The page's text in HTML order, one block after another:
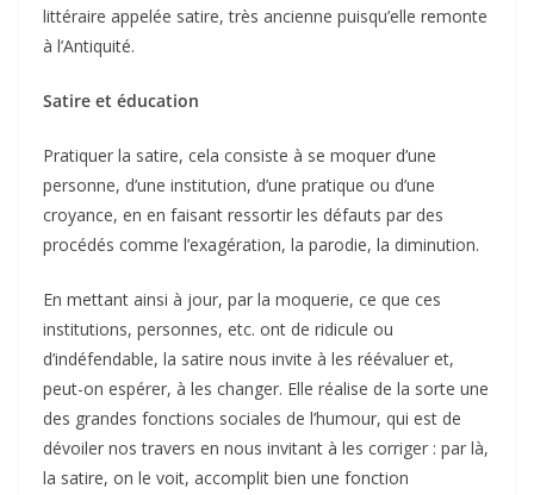
littéraire appelée satire, très ancienne puisqu’elle remonte
à l’Antiquité.
Satire et éducation
Pratiquer la satire, cela consiste à se moquer d’une
personne, d’une institution, d’une pratique ou d’une
croyance, en en faisant ressortir les défauts par des
procédés comme l’exagération, la parodie, la diminution.
En mettant ainsi à jour, par la moquerie, ce que ces
institutions, personnes, etc. ont de ridicule ou
d’indéfendable, la satire nous invite à les réévaluer et,
peut-on espérer, à les changer. Elle réalise de la sorte une
des grandes fonctions sociales de l’humour, qui est de
dévoiler nos travers en nous invitant à les corriger : par là,
la satire, on le voit, accomplit bien une fonction